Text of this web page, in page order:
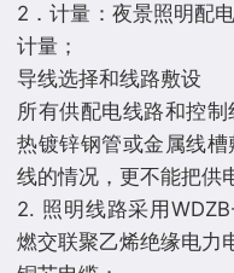
2．计量：夜景照明配
计量；
导线选择和线路敷设
所有供配电线路和控
热镀锌钢管或金属线
线的情况，更不能把供
2. 照明线路采用
燃交联聚乙烯绝缘电力